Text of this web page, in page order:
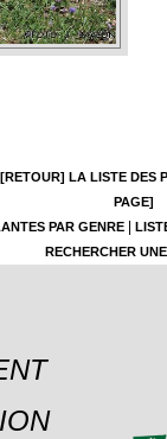
[RETOUR] LA LISTE DES
PAGE]
PAR GENRE|
RECHERCHER